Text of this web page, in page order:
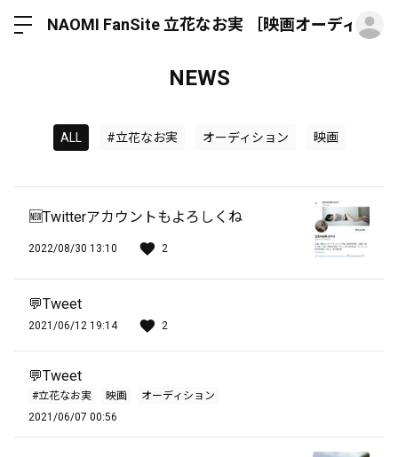
NAOMI FanSite 立花なお実 ［映画オーディショ
NEWS
ALL #立花なお実 オーディション 映画
🆕Twitterアカウントもよろしくね
2022/08/30 13:10 2
💬Tweet
2021/06/12 19:14 2
💬Tweet
#立花なお実 映画
オーディション
2021/06/07 00:56